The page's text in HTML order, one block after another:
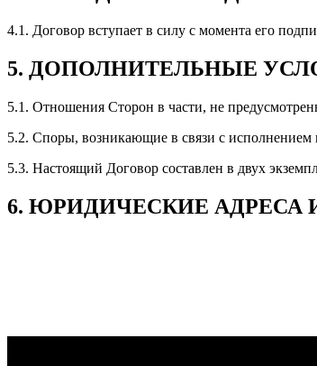
4.1. Договор вступает в силу с момента его
5. ДОПОЛНИТЕЛЬНЫЕ
5.1. Отношения Сторон в части, не
5.2. Споры, возникающие в связи с исполнением
5.3. Настоящий Договор составлен в двух
6. ЮРИДИЧЕСКИЕ АДРЕСА